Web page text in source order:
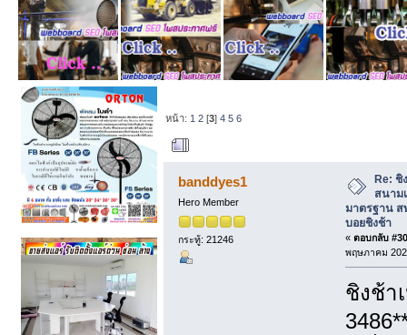
หน้า: 1 2 [3]4 5 6
มาตรฐาน สพฐ. | 081-912-3486 บอยชิง
banddyes1
Hero Member
กระทู้: 21246
Re: ชิ
สนาม
มาตรฐาน ส
บอยชิงช้า
« ตอบกลับ
พฤษภาคม
ชิงช้า